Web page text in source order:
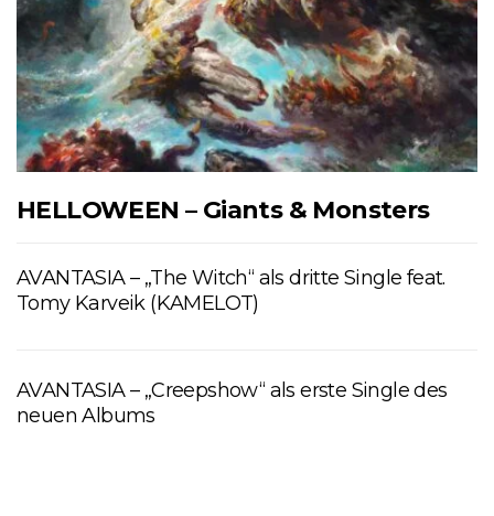
HELLOWEEN – Giants & Monsters
AVANTASIA – „The Witch“ als dritte Single feat.
Tomy Karveik (KAMELOT)
AVANTASIA – „Creepshow“ als erste Single des
neuen Albums